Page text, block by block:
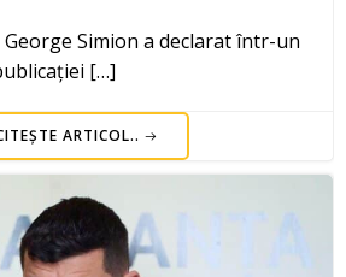
George Simion a declarat într-un
[…]
ARTICOL..